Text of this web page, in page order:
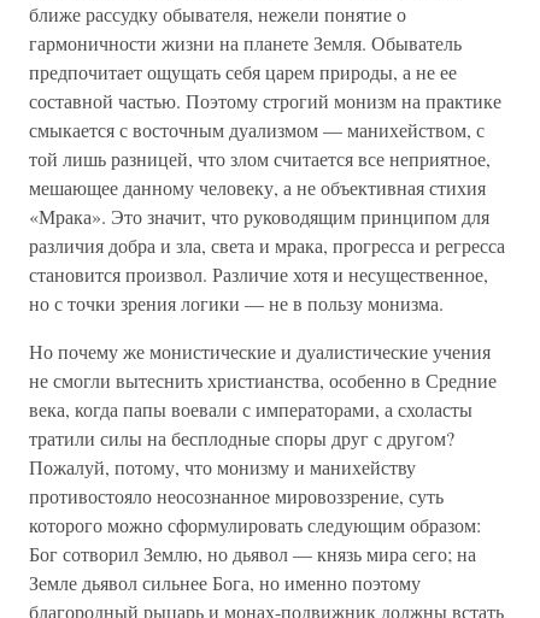
ближе рассудку обывателя, нежели понятие о
гармоничности жизни на планете Земля. Обыватель
предпочитает ощущать себя царем природы, а не ее
составной частью. Поэтому строгий монизм на практике
смыкается с восточным дуализмом — манихейством, с
той лишь разницей, что злом считается все неприятное,
мешающее данному человеку, а не объективная стихия
«Мрака». Это значит, что руководящим принципом для
различия добра и зла, света и мрака, прогресса и регресса
становится произвол. Различие хотя и несущественное,
но с точки зрения логики — не в пользу монизма.
Но почему же монистические и дуалистические учения
не смогли вытеснить христианства, особенно в Средние
века, когда папы воевали с императорами, а схоласты
тратили силы на бесплодные споры друг с другом?
Пожалуй, потому, что монизму и манихейству
противостояло неосознанное мировоззрение, суть
которого можно сформулировать следующим образом:
Бог сотворил Землю, но дьявол — князь мира сего; на
Земле дьявол сильнее Бога, но именно поэтому
благородный рыцарь и монах-подвижник должны встать